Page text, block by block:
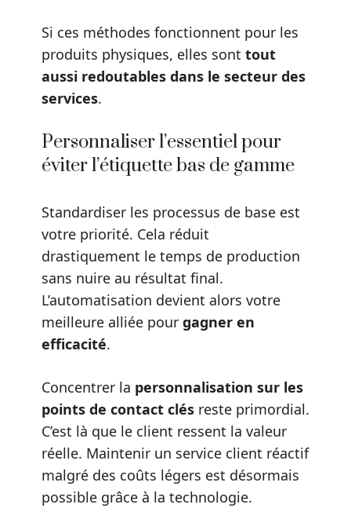
Si ces méthodes fonctionnent pour les
produits physiques, elles sont tout
aussi redoutables dans le secteur des
services.
Personnaliser l’essentiel pour
éviter l’étiquette bas de gamme
Standardiser les processus de base est
votre priorité. Cela réduit
drastiquement le temps de production
sans nuire au résultat final.
L’automatisation devient alors votre
meilleure alliée pour gagner en
efficacité.
Concentrer la personnalisation sur les
points de contact clésreste primordial.
C’est là que le client ressent la valeur
réelle. Maintenir un service client réactif
malgré des coûts légers est désormais
possible grâce à la technologie.